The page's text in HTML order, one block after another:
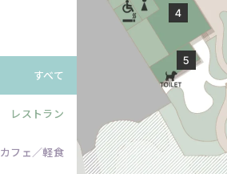
すべて
レストラン
カフェ／軽食